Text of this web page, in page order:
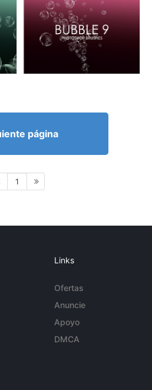
página
1
Links
Ofertas
Anuncie
Apoyo
DMCA